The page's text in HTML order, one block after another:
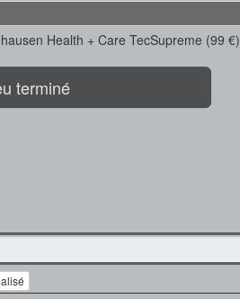
Health + Care TecSupreme (99 €)
terminé